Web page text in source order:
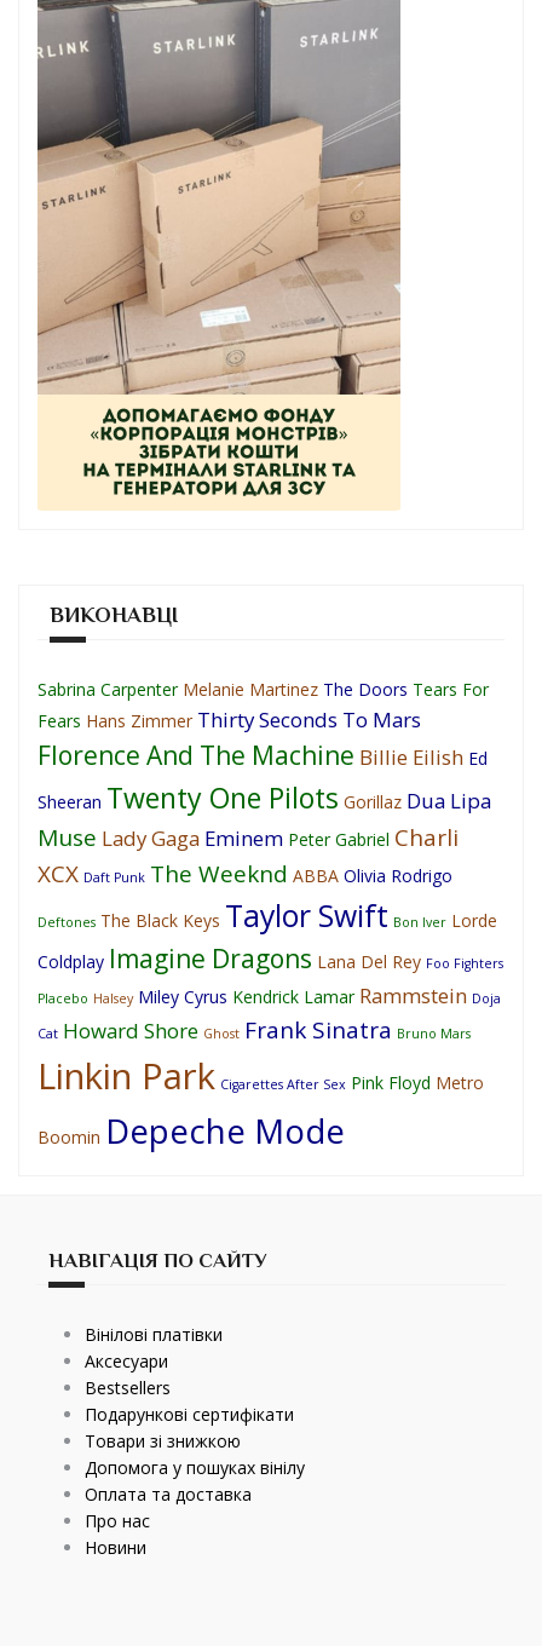
ВИКОНАВЦІ
Sabrina Carpenter Melanie Martinez The Doors Tears For
Fears Hans Zimmer Thirty Seconds To Mars
Florence And The Machine Billie Eilish Ed
Sheeran Twenty One Pilots Gorillaz Dua Lipa
Muse Lady Gaga Eminem Peter Gabriel Charli
XCX Daft Punk The Weeknd ABBA Olivia Rodrigo
Deftones The Black Keys Taylor Swift Bon Iver Lorde
Coldplay Imagine Dragons Lana Del Rey Foo Fighters
Placebo Halsey Miley Cyrus Kendrick Lamar Rammstein Doja
Cat Howard Shore Ghost Frank Sinatra Bruno Mars
Linkin Park Cigarettes After Sex Pink Floyd Metro
Boomin Depeche Mode
НАВІГАЦІЯ ПО САЙТУ
Вінілові платівки
Аксесуари
Bestsellers
Подарункові сертифікати
Товари зі знижкою
Допомога у пошуках вінілу
Оплата та доставка
Про нас
Новини